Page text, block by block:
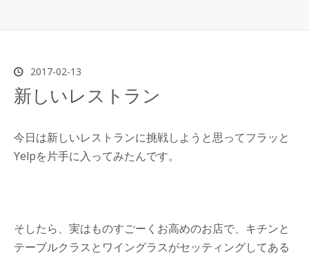
2017-02-13
新しいレストラン
今日は新しいレストランに挑戦しようと思ってフラッと
Yelpを片手に入ってみたんです。
そしたら、実はものすごーくお高めのお店で、キチンと
テーブルクラスとワイングラスがセッティングしてある